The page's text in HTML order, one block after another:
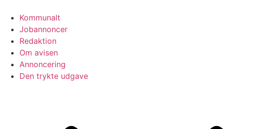
indhold
Kommunalt
Jobannoncer
Redaktion
Om avisen
Annoncering
Den trykte udgave